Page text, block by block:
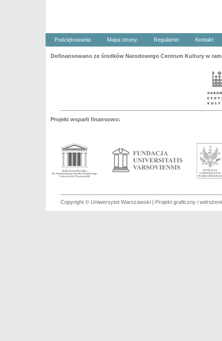
Podziękowania Mapa strony Regulamin Kontakt
Dofinansowano ze środków Narodowego Centrum Kultury w
Projekt wsparli finansowo:
Copyright © Uniwersytet Warszawski | Projekt graficzny i